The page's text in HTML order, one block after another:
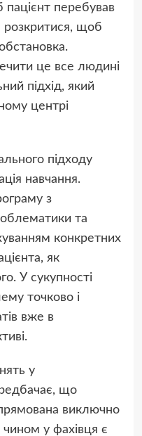
перебував
розкритися, щоб
це все людині
підхід, який
центрі
підходу
навчання.
з
та
конкретних
як
У сукупності
точково і
вже в
у
що
виключно
чином у фахівця є